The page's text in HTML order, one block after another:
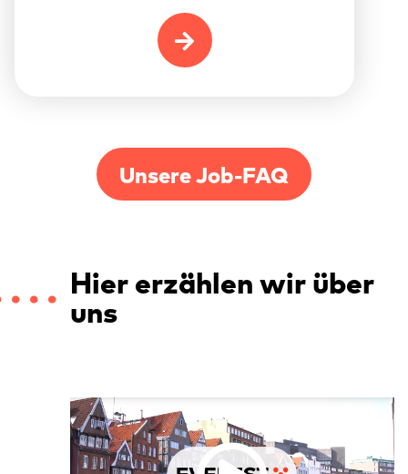
Unsere Job-FAQ
Hier erzählen wir über
uns